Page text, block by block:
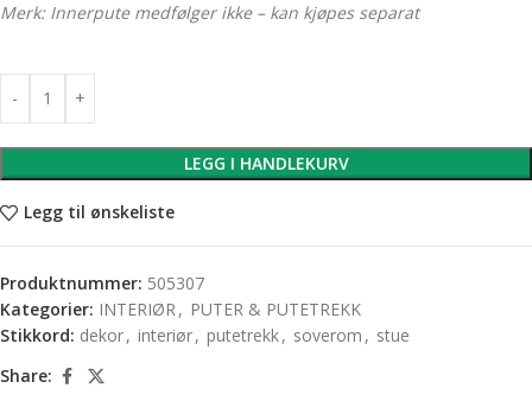
Merk: Innerpute medfølger ikke – kan kjøpes separat
LEGG I HANDLEKURV
Legg til ønskeliste
Produktnummer: 505307
Kategorier: INTERIØR, PUTER & PUTETREKK
Stikkord: dekor, interiør, putetrekk, soverom , stue
Share: